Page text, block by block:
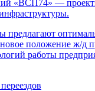
«ВСП74» —
положение ж/д
работы